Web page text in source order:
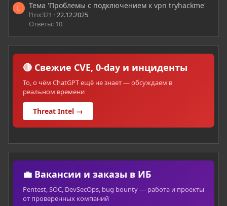
L Тема 'Проблемы с подключением к vpn tryhackme'
l1nx321
22.12.2025
Ответы: 10
🔴 Свежие CVE, 0-day и инциденты
То, о чём ChatGPT ещё не знает — обсуждаем в
реальном времени
Threat Intel →
💼 Вакансии и заказы в ИБ
Pentest, SOC, DevSecOps, bug bounty — работа и проекты
от проверенных компаний